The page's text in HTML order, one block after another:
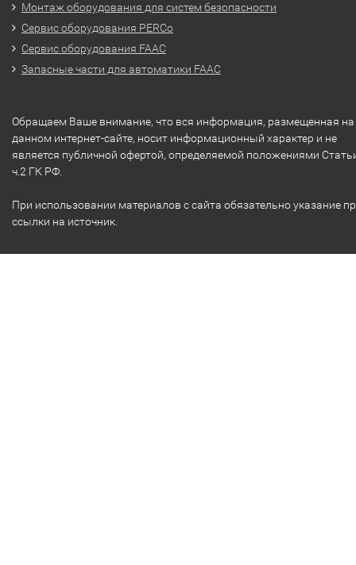
Монтаж оборудования для систем безопасности
Сервис оборудования PERCo
Сервис оборудования FAAC
Запасные части для автоматики FAAC
Обращаем Ваше внимание, что вся информация, размещенная на
данном интернет-сайте, носит информационный характер и не
является публичной офертой, определяемой положениями
ч.2 ГК РФ.
При использовании материалов с сайта обязательно указание
ссылки на источник.